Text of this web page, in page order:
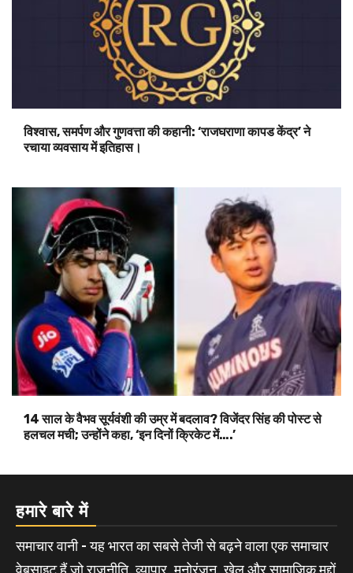
विश्वास, समर्पण और गुणवत्ता की कहानी: ‘राजघराणा कापड केंद्र’ ने
रचाया व्यवसाय में इतिहास।
14 साल के वैभव सूर्यवंशी की उम्र में बदलाव? विजेंदर सिंह की पोस्ट से
हलचल मची; उन्होंने कहा, ‘इन दिनों क्रिकेट में….’
हमारे बारे में
समाचार वानी - यह भारत का सबसे तेजी से बढ़ने वाला एक समाचार
वेबसाइट हैं जो राजनीति, व्यापार, मनोरंजन, खेल और सामाजिक मुद्दों